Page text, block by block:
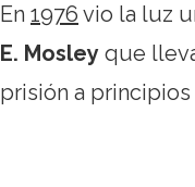
En 1976 vio la luz
E. Mosley que
prisión a principios